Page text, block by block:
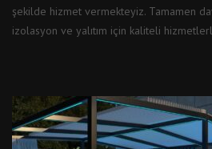
şekilde hizmet vermekteyiz. Tamamen
izolasyon ve yalıtım için kaliteli